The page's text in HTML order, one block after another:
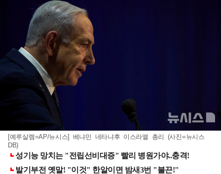
[예루살렘=AP/뉴시스] 베냐민 네타냐후 이스라엘 총리 (사진=뉴시스
DB)